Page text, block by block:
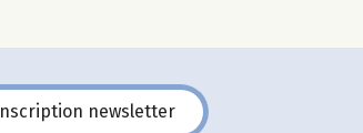
Inscription newsletter